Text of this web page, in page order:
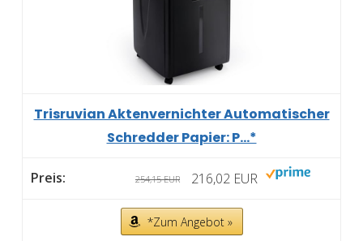
Trisruvian Aktenvernichter Automatischer
Schredder Papier: P...*
254,15 EUR 216,02 EUR
*Zum Angebot »